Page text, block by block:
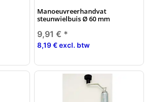
Manoeuvreerhandvat
steunwielbuis Ø 60 mm
9,91 € *
8,19 € excl. btw